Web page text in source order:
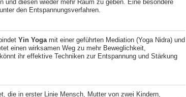
und diesen wieder mehr Raum zu geben. Eine besondere
den Entspannungsverfahren.
Yin Yogamit einer geführten Mediation (Yoga Nidra) und
einen wirksamen Weg zu mehr Beweglichkeit,
ihr effektive Techniken zur Entspannung und Stärkung
die in erster Linie Mensch, Mutter von zwei Kindern,